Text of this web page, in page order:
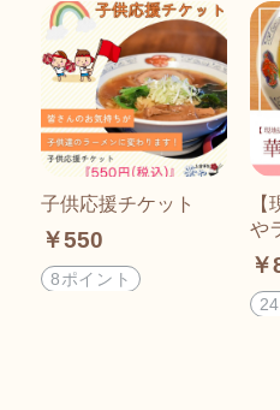
子供応援チケット
￥550
8ポイント
や
塩